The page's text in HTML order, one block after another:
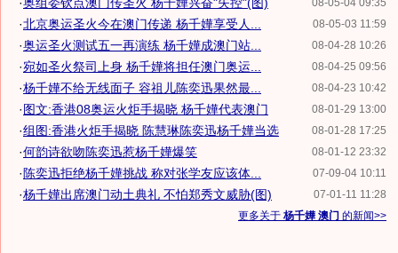
08-05-04 09:35
08-05-03 11:59
·北京奥运圣火今在澳门传递 杨千嬅享受人...
08-04-28 10:26
·奥运圣火测试五一再演练 杨千嬅成澳门站...
08-04-25 09:56
·宛如圣火祭司上身 杨千嬅将担任澳门奥运...
08-04-23 10:42
·杨千嬅不给无线面子 容祖儿陈奕迅果然最...
08-01-29 13:00
·图文:香港08奥运火炬手揭晓 杨千嬅代表澳门
08-01-28 17:25
·组图:香港火炬手揭晓 陈慧琳陈奕迅杨千嬅当选
08-01-12 23:32
·何韵诗欲吻陈奕迅惹杨千嬅爆笑
07-09-04 10:11
· 陈奕迅拒绝杨千嬅挑战 称对张学友应该体...
07-01-11 11:28
·杨千嬅出席澳门动土典礼 不怕郑秀文威胁(图)
更多关于 杨千嬅 澳门 的新闻>>